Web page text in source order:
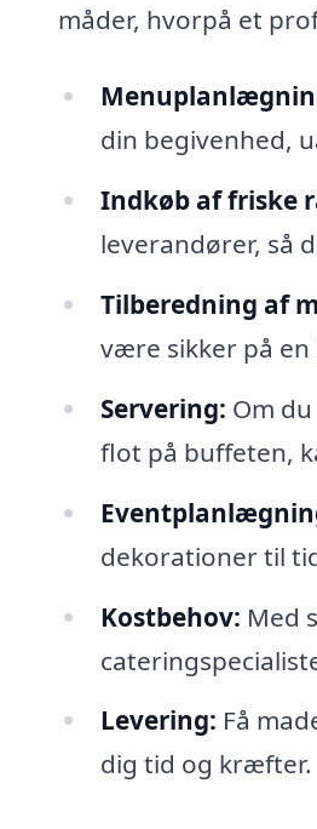
måder, hvorpå et
din begivenhed,
Indkøb af friske
leverandører, så
Tilberedning af
være sikker på
Servering: Om
flot på buffeten,
dekorationer til
Kostbehov: Med
Levering: Få
dig tid og kræfter.